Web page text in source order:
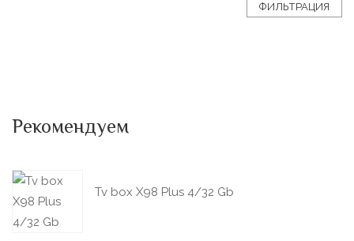
ФИЛЬТРАЦИЯ
Рекомендуем
Tv box X98 Plus 4/32 Gb